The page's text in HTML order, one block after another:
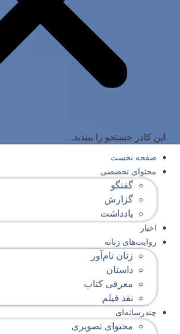
این کادر جستجو را ببندید.
صفحه‌ نخست
محتوای‌ تخصصی
گفتگو
گزارش
یادداشت
اخبار
روایت‌های زنانه
زنان نام‌آور
داستان
معرفی کتاب
نقد فیلم
چندرسانه‌ای
محتوای تصویری